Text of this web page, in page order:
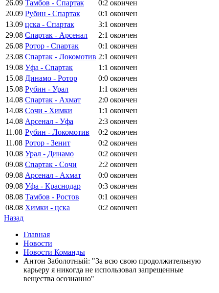
26.09 Тамбов - Спартак 0:2 окончен
20.09 Рубин - Спартак 0:1 окончен
13.09 цска - Спартак 3:1 окончен
29.08 Спартак - Арсенал 2:1 окончен
26.08 Ротор - Спартак 0:1 окончен
23.08 Спартак - Локомотив 2:1 окончен
19.08 Уфа - Спартак 1:1 окончен
15.08 Динамо - Ротор 0:0 окончен
15.08 Рубин - Урал 1:1 окончен
14.08 Спартак - Ахмат 2:0 окончен
14.08 Сочи - Химки 1:1 окончен
14.08 Арсенал - Уфа 2:3 окончен
11.08 Рубин - Локомотив 0:2 окончен
11.08 Ротор - Зенит 0:2 окончен
10.08 Урал - Динамо 0:2 окончен
09.08 Спартак - Сочи 2:2 окончен
09.08 Арсенал - Ахмат 0:0 окончен
09.08 Уфа - Краснодар 0:3 окончен
08.08 Тамбов - Ростов 0:1 окончен
08.08 Химки - цска 0:2 окончен
Назад
Главная
Новости
Новости Команды
Антон Заболотный: "За всю свою продолжительную
карьеру я никогда не использовал запрещенные
вещества осознанно"